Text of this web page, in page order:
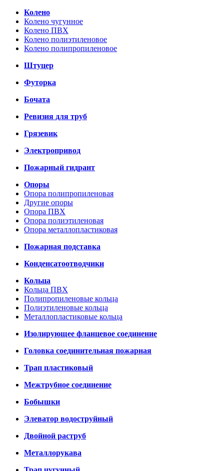
Колено
Колено чугунное
Колено ПВХ
Колено полиэтиленовое
Колено полипропиленовое
Штуцер
Футорка
Бочата
Ревизия для труб
Грязевик
Электропривод
Пожарный гидрант
Опоры
Опора полипропиленовая
Другие опоры
Опора ПВХ
Опора полиэтиленовая
Опора металлопластиковая
Пожарная подставка
Конденсатоотводчики
Кольца
Кольца ПВХ
Полипропиленовые кольца
Полиэтиленовые кольца
Металлопластиковые кольца
Изолирующее фланцевое соединение
Головка соединительная пожарная
Трап пластиковый
Межтрубное соединение
Бобышки
Элеватор водоструйный
Двойной раструб
Металлорукава